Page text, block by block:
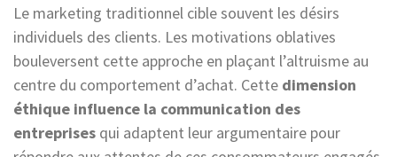
Le marketing traditionnel cible souvent les désirs
individuels des clients. Les motivations oblatives
bouleversent cette approche en plaçant l’altruisme au
centre du comportement d’achat. Cette dimension
éthique influence la communication des
entreprises qui adaptent leur argumentaire pour